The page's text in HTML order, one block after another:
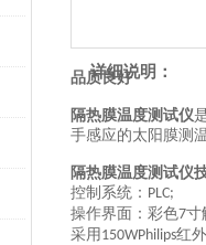
详细说明：
品质良好
隔热膜温度测试仪
手感应的太阳膜测
隔热膜温度测试仪
控制系统： PLC;
操作界面：彩色7寸
采用 150WPhilips红